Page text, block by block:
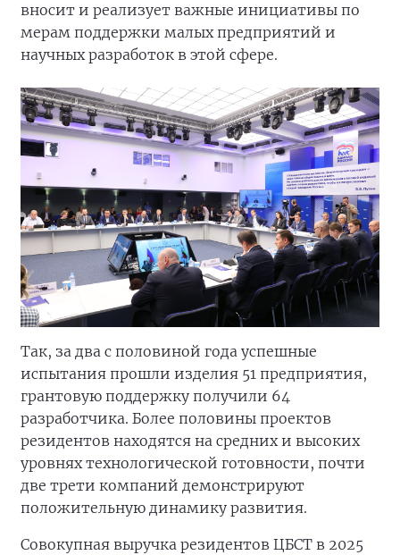
вносит и реализует важные инициативы по
мерам поддержки малых предприятий и
научных разработок в этой сфере.
Так, за два с половиной года успешные
испытания прошли изделия 51 предприятия,
грантовую поддержку получили 64
разработчика. Более половины проектов
резидентов находятся на средних и высоких
уровнях технологической готовности, почти
две трети компаний демонстрируют
положительную динамику развития.
Совокупная выручка резидентов ЦБСТ в 2025